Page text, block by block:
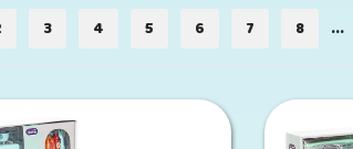
3 4 5 6 7 8 ...